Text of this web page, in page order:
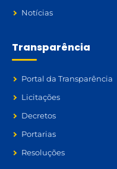
Notícias
Transparência
Portal da Transparência
Licitações
Decretos
Portarias
Resoluções